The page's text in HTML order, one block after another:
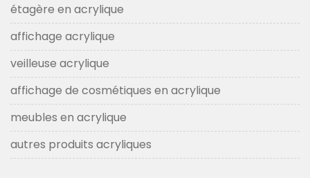
étagère en acrylique
affichage acrylique
veilleuse acrylique
affichage de cosmétiques en acrylique
meubles en acrylique
autres produits acryliques